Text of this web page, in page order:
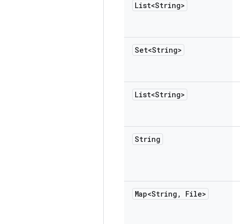
List<String>
Set<String>
List<String>
String
Map<String , File>